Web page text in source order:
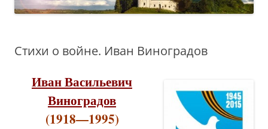
Стихи о войне. Иван Виноградов
Иван Васильевич
Виноградов
(1918—1995)